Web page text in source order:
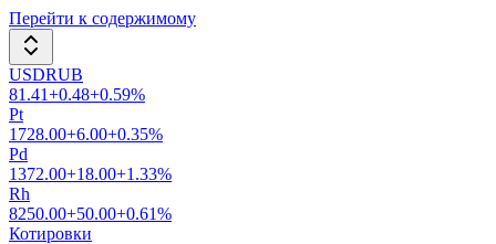
Перейти к содержимому
USDRUB
81.41+0.48+0.59%
Pt
1728.00+6.00+0.35%
Pd
1372.00+18.00+1.33%
Rh
8250.00+50.00+0.61%
Котировки